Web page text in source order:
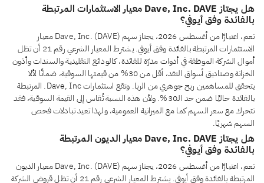
هل يجتاز Dave, Inc. DAVE معيار الاستثمارات المرتبطة
بالفائدة وفق أيوفي؟
نعم، اعتبارًا من أغسطس 2026، يجتاز سهم Dave, Inc. (DAVE) معيار
الاستثمارات المرتبطة بالفائدة وفق أيوفي. يشترط المعيار الشرعي رقم 21 أن تظل
أموال الشركة الموظفة في أدوات مدرّة للفائدة، كالودائع التقليدية والسندات وأذون
الخزانة وصناديق أسواق النقد، أقل من 30% من قيمتها السوقية، ضمانًا لألا
يتحقق للمساهمين ربح جوهري من الربا. وتقع استثمارات Dave, Inc. المرتبطة
بالفائدة حاليًا ضمن حد الـ30%. ولأن هذه النسبة تُقاس إلى القيمة السوقية، فقد
تتحرك مع سعر السهم كما مع الميزانية العمومية، ولهذا تعيد تبادلات فحص
السهم شهريًا.
هل يجتاز Dave, Inc. DAVE معيار الديون المرتبطة
بالفائدة وفق أيوفي؟
نعم، اعتبارًا من أغسطس 2026، يجتاز سهم Dave, Inc. (DAVE) معيار الديون
المرتبطة بالفائدة وفق أيوفي. يشترط المعيار الشرعي رقم 21 أن تظل قروض الشركة